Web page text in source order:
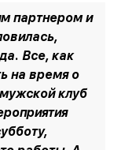
партнером и
Все, как
на время о
клуб